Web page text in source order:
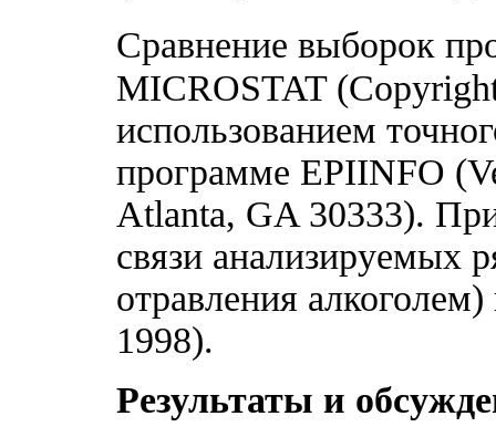
Сравнение выборок
MICROSTAT
использованием
программе EPIINFO
Atlanta, GA 30333).
связи анализируемых
отравления
1998).
Результаты и